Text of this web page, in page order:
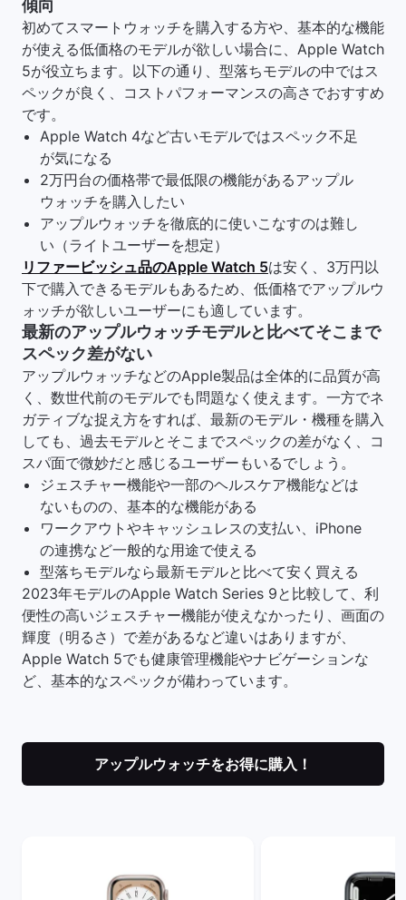
傾向
初めてスマートウォッチを購入する方や、基本的な機能
が使える低価格のモデルが欲しい場合に、Apple Watch
5が役立ちます。以下の通り、型落ちモデルの中ではス
ペックが良く、コストパフォーマンスの高さでおすすめ
です。
Apple Watch 4など古いモデルではスペック不足
が気になる
2万円台の価格帯で最低限の機能があるアップル
ウォッチを購入したい
アップルウォッチを徹底的に使いこなすのは難し
い（ライトユーザーを想定）
リファービッシュ品のApple Watch 5は安く、3万円以
下で購入できるモデルもあるため、低価格でアップルウ
ォッチが欲しいユーザーにも適しています。
最新のアップルウォッチモデルと比べてそこまで
スペック差がない
アップルウォッチなどのApple製品は全体的に品質が高
く、数世代前のモデルでも問題なく使えます。一方でネ
ガティブな捉え方をすれば、最新のモデル・機種を購入
しても、過去モデルとそこまでスペックの差がなく、コ
スパ面で微妙だと感じるユーザーもいるでしょう。
ジェスチャー機能や一部のヘルスケア機能などは
ないものの、基本的な機能がある
ワークアウトやキャッシュレスの支払い、iPhone
の連携など一般的な用途で使える
型落ちモデルなら最新モデルと比べて安く買える
2023年モデルのApple Watch Series 9と比較して、利
便性の高いジェスチャー機能が使えなかったり、画面の
輝度（明るさ）で差があるなど違いはありますが、
Apple Watch 5でも健康管理機能やナビゲーションな
ど、基本的なスペックが備わっています。
アップルウォッチをお得に購入！